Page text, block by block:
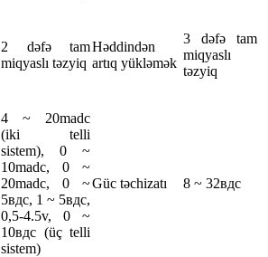
2 dəfə tam
miqyaslı təzyiq
Həddindən
artıq yükləmək
3 dəfə tam
miqyaslı
təzyiq
4 ~ 20madc
(iki telli
sistem), 0 ~
10madc, 0 ~
20madc, 0 ~
5вдc, 1 ~ 5вдc,
0,5-4.5v, 0 ~
10вдc (üç telli
sistem)
Güc təchizatı 8 ~ 32вдc